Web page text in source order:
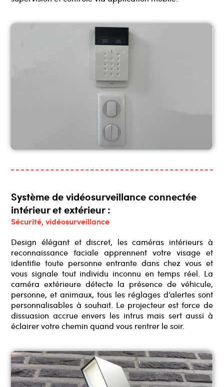
Système de vidéosurveillance connectée
intérieur et extérieur :
Sécurité, vidéosurveillance
Design élégant et discret, les caméras intérieurs à
reconnaissance faciale apprennent votre visage et
identifie toute personne entrante dans chez vous et
vous signale tout individu inconnu en temps réel. La
caméra extérieure détecte la présence de véhicule,
personne, et animaux, tous les réglages d’alertes sont
personnalisables à souhait. Le projecteur est force de
dissuasion accrue envers les intrus mais sert aussi à
éclairer votre chemin quand vous rentrer le soir.